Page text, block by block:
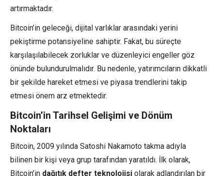
artırmaktadır.
Bitcoin’in geleceği, dijital varlıklar arasındaki yerini
pekiştirme potansiyeline sahiptir. Fakat, bu süreçte
karşılaşılabilecek zorluklar ve düzenleyici engeller göz
önünde bulundurulmalıdır. Bu nedenle, yatırımcıların dikkatli
bir şekilde hareket etmesi ve piyasa trendlerini takip
etmesi önem arz etmektedir.
Bitcoin’in Tarihsel Gelişimi ve Dönüm
Noktaları
Bitcoin, 2009 yılında Satoshi Nakamoto takma adıyla
bilinen bir kişi veya grup tarafından yaratıldı. İlk olarak,
Bitcoin’in dağıtık defter teknolojisi olarak adlandırılan bir